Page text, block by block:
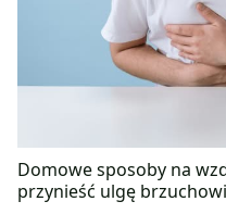
Domowe sposoby na
przynieść ulgę